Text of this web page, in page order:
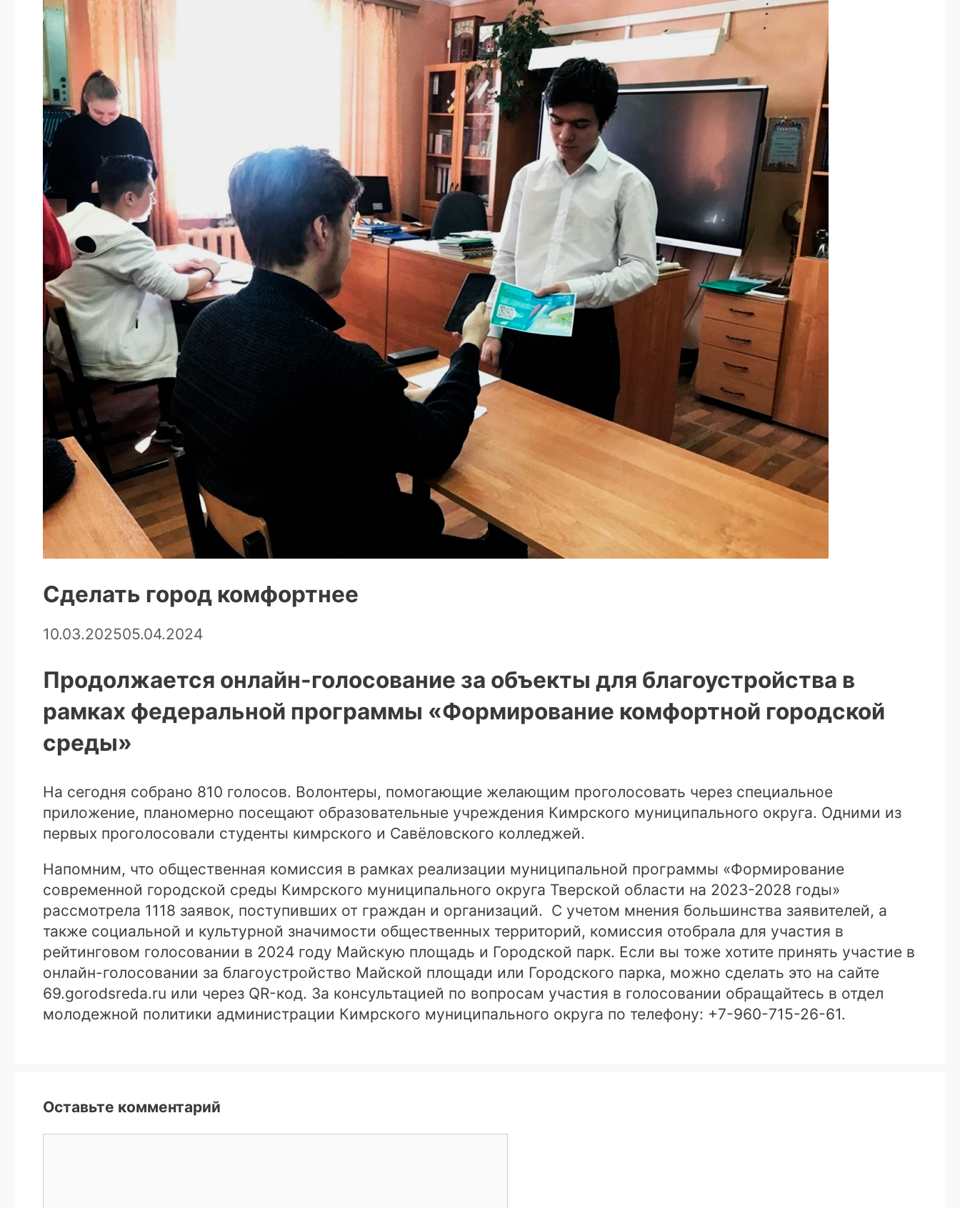
Сделать город комфортнее
10.03.202505.04.2024
Продолжается онлайн-голосование за объекты для благоустройства в
рамках федеральной программы «Формирование комфортной городской
среды»
На сегодня собрано 810 голосов. Волонтеры, помогающие желающим проголосовать через специальное
приложение, планомерно посещают образовательные учреждения Кимрского муниципального округа. Одними из
первых проголосовали студенты кимрского и Савёловского колледжей.
Напомним, что общественная комиссия в рамках реализации муниципальной программы «Формирование
современной городской среды Кимрского муниципального округа Тверской области на 2023-2028 годы»
рассмотрела 1118 заявок, поступивших от граждан и организаций. С учетом мнения большинства заявителей, а
также социальной и культурной значимости общественных территорий, комиссия отобрала для участия в
рейтинговом голосовании в 2024 году Майскую площадь и Городской парк. Если вы тоже хотите принять участие в
онлайн-голосовании за благоустройство Майской площади или Городского парка, можно сделать это на сайте
69.gorodsreda.ru или через QR-код. За консультацией по вопросам участия в голосовании обращайтесь в отдел
молодежной политики администрации Кимрского муниципального округа по телефону: +7-960-715-26-61.
Оставьте комментарий